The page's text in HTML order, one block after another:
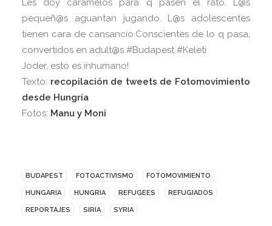
Les doy caramelos para q pasen el rato. L@s
pequeñ@s aguantan jugando. L@s adolescentes
tienen cara de cansancio.Conscientes de lo q pasa,
convertidos en adult@s #Budapest #Keleti
Joder, esto es inhumano!
Texto: recopilación de tweets de Fotomovimiento
desde Hungría
Fotos: Manu y Moni
BUDAPEST FOTOACTIVISMO FOTOMOVIMIENTO
HUNGARIA HUNGRIA REFUGEES REFUGIADOS
REPORTAJES SIRIA SYRIA